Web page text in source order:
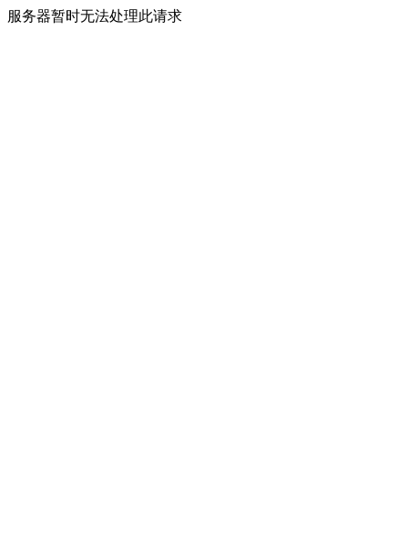
服务器暂时无法处理此请求